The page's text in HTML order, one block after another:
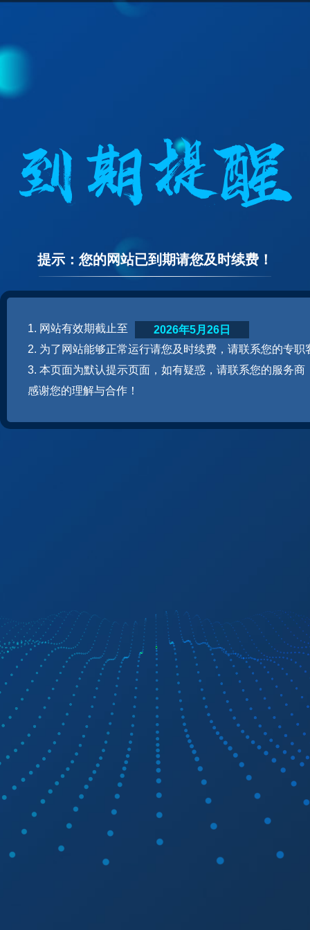
提示：您的网站已到期请您及时续费！
1. 网站有效期截止至
2. 为了网站能够正常运行请您及时续费，请联系您的专职
3. 本页面为默认提示页面，如有疑惑，请联系您的服务商
感谢您的理解与合作！
2026年5月26日